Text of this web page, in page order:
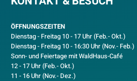
ÖFFNUNGSZEITEN
Dienstag - Freitag 10 - 17 Uhr (Feb.- Okt.)
Dienstag - Freitag 10 - 16:30 Uhr (Nov.- Feb.)
Sonn- und Feiertage mit WaldHaus-Café
12 - 17 Uhr (Feb.- Okt.)
11 - 16 Uhr (Nov.- Dez.)